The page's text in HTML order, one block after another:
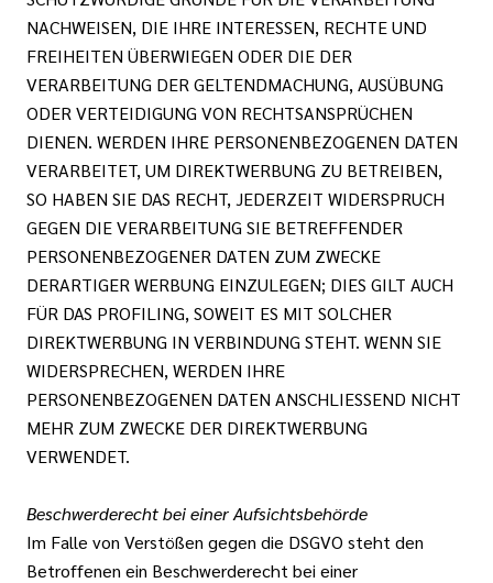
NACHWEISEN, DIE IHRE INTERESSEN, RECHTE UND
FREIHEITEN ÜBERWIEGEN ODER DIE DER
VERARBEITUNG DER GELTENDMACHUNG, AUSÜBUNG
ODER VERTEIDIGUNG VON RECHTSANSPRÜCHEN
DIENEN. WERDEN IHRE PERSONENBEZOGENEN DATEN
VERARBEITET, UM DIREKTWERBUNG ZU BETREIBEN,
SO HABEN SIE DAS RECHT, JEDERZEIT WIDERSPRUCH
GEGEN DIE VERARBEITUNG SIE BETREFFENDER
PERSONENBEZOGENER DATEN ZUM ZWECKE
DERARTIGER WERBUNG EINZULEGEN; DIES GILT AUCH
FÜR DAS PROFILING, SOWEIT ES MIT SOLCHER
DIREKTWERBUNG IN VERBINDUNG STEHT. WENN SIE
WIDERSPRECHEN, WERDEN IHRE
PERSONENBEZOGENEN DATEN ANSCHLIESSEND NICHT
MEHR ZUM ZWECKE DER DIREKTWERBUNG
VERWENDET.
Beschwerderecht bei einer Aufsichtsbehörde
Im Falle von Verstößen gegen die DSGVO steht den
Betroffenen ein Beschwerderecht bei einer